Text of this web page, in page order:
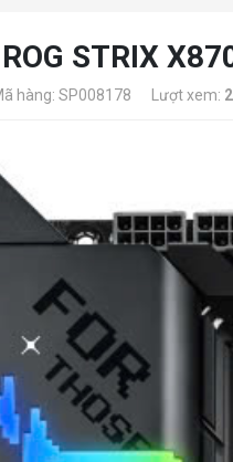
STRIX
hàng: SP008178 Lượt xem: